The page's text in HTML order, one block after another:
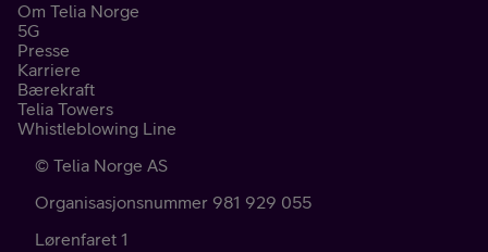
Om Telia Norge
5G
Presse
Karriere
Bærekraft
Telia Towers
Whistleblowing Line
© Telia Norge AS
Organisasjonsnummer 981 929 055
Lørenfaret 1